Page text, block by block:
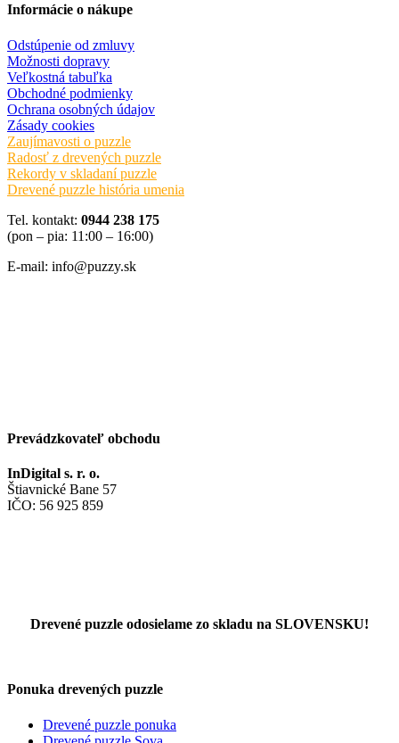
Informácie o nákupe
Odstúpenie od zmluvy
Možnosti dopravy
Veľkostná tabuľka
Obchodné podmienky
Ochrana osobných údajov
Zásady cookies
Zaujímavosti o puzzle
Radosť z drevených puzzle
Rekordy v skladaní puzzle
Drevené puzzle história umenia
Tel. kontakt: 0944 238 175
(pon – pia: 11:00 – 16:00)
E-mail: info@puzzy.sk
Prevádzkovateľ obchodu
InDigital s. r. o.
Štiavnické Bane 57
IČO: 56 925 859
Drevené puzzle odosielame zo skladu na SLOVENSKU!
Ponuka drevených puzzle
Drevené puzzle ponuka